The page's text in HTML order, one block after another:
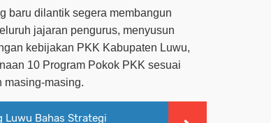
baru dilantik segera membangun
jajaran pengurus, menyusun
kebijakan PKK Kabupaten Luwu,
10 Program Pokok PKK sesuai
masing-masing.
Luwu Bahas Strategi